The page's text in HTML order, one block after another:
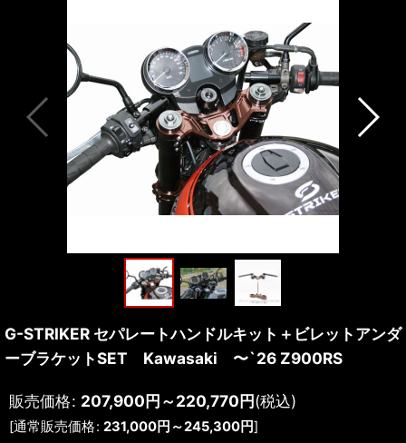
G-STRIKER セパレートハンドルキット＋ビレットアンダ
ーブラケットSET Kawasaki 〜`26 Z900RS
販売価格: 207,900円～220,770円(税込)
[通常販売価格: 231,000円 ～245,300円]